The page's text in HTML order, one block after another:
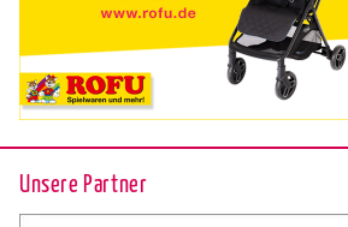
Unsere Partner